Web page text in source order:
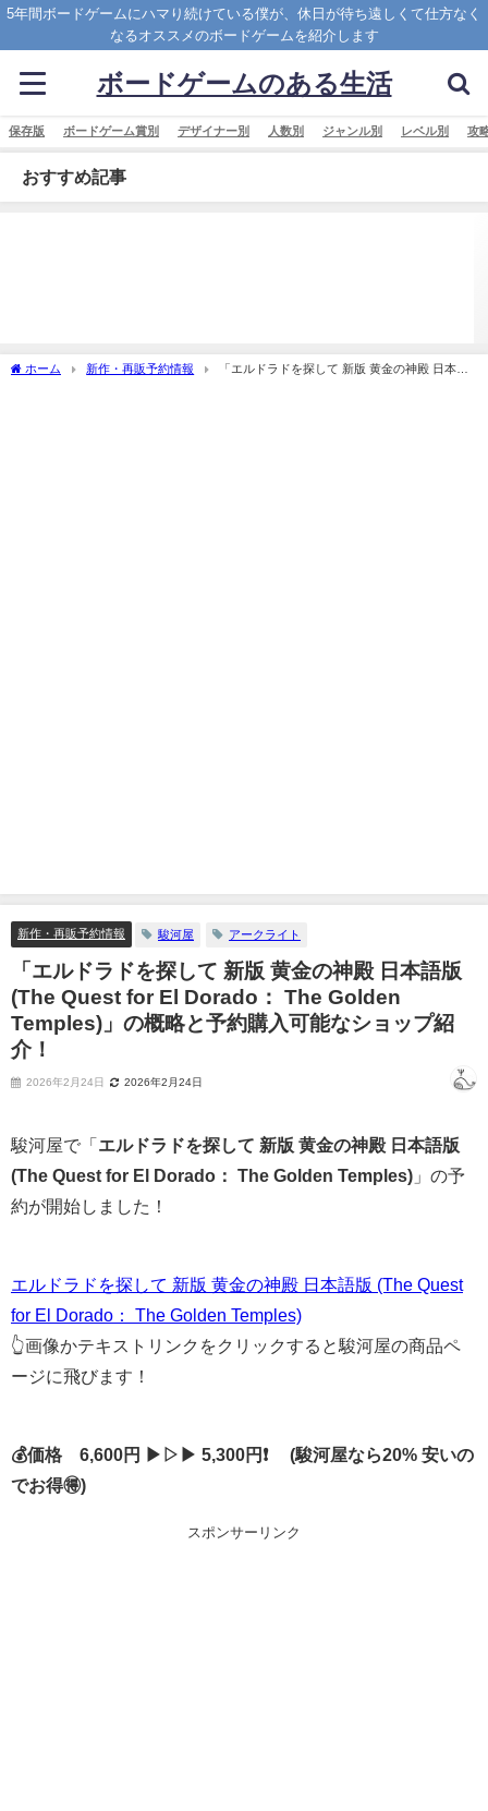
5年間ボードゲームにハマり続けている僕が、休日が待ち遠しくて仕方なく
なるオススメのボードゲームを紹介します
ボードゲームのある生活
保存版 ボードゲーム賞別 デザイナー別 人数別 ジャンル別 レベル別 攻
おすすめ記事
ホーム 新作・再販予約情報
「エルドラドを探して 新版 黄金の神殿 日本語
新作・再販予約情報 駿河屋 アークライト
「エルドラドを探して 新版 黄金の神殿 日本語版
(The Quest for El Dorado： The Golden
Temples)」の概略と予約購入可能なショップ紹
介！
2026年2月24日 2026年2月24日
駿河屋で「 エルドラドを探して 新版 黄金の神殿 日本語版
(The Quest for El Dorado： The Golden Temples) 」の予
約が開始しました！
エルドラドを探して 新版 黄金の神殿 日本語版 (The Quest
for El Dorado： The Golden Temples)
👆画像かテキストリンクをクリックすると駿河屋の商品ペ
ージに飛びます！
💰価格 6,600円 ▶▷▶ 5,300円❗ (駿河屋なら20% 安いの
でお得🉐)
スポンサーリンク